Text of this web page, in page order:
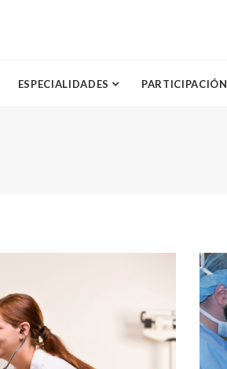
ESPECIALIDADES PARTICIPACIÓN